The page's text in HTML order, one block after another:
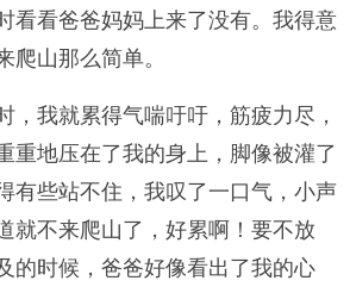
看看爸爸妈妈上来了没有。我得意
爬山那么简单。
，我就累得气喘吁吁，筋疲力尽，
重地压在了我的身上，脚像被灌了
有些站不住，我叹了一口气，小声
就不来爬山了，好累啊！要不放
的时候，爸爸好像看出了我的心